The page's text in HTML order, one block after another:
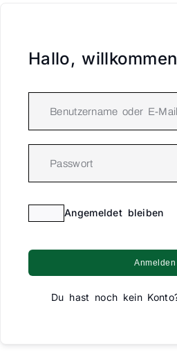
Hallo,
Angemeldet bleiben
Anmelden
Du hast noch kein